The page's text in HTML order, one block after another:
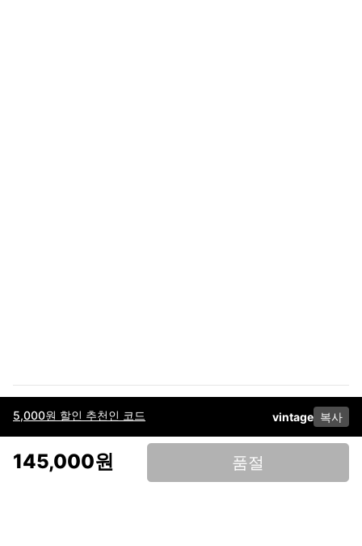
5,000원 할인 추천인 코드 vintage 복사
145,000원 품절
이용약관고객센터판매개인정보 처리방침사업자 정보다운로드